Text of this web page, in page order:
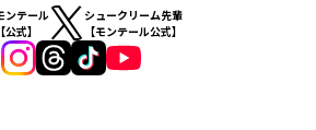
ンテール
【公式】
シュークリーム先輩
【モンテール公式】